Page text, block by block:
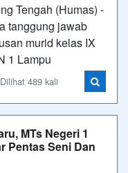
Tengah (Humas) -
tanggung jawab
murid kelas IX
1 Lampu
489 kali
MTs Negeri 1
Pentas Seni Dan